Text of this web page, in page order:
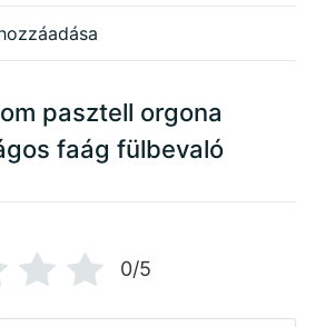
pasztell orgona
faág fülbevaló
0/5